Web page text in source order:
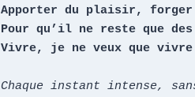
Apporter du plaisir, forger
Pour qu’il ne reste que
Vivre, je ne veux que vivre
Chaque instant intense,